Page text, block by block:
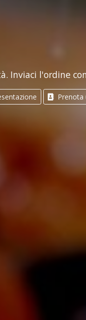
Inviaci l'ordine
Prenota